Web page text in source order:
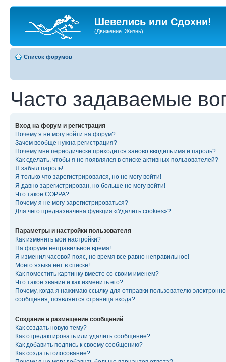
Шевелись или Сдохни!
(Движение=Жизнь)
Список форумов
Часто задаваемые
Вход на форум и регистрация
Почему я не могу войти на форум?
Зачем вообще нужна регистрация?
Почему мне периодически приходится заново вводить имя и пароль?
Как сделать, чтобы я не появлялся в списке активных пользователей?
Я забыл пароль!
Я только что зарегистрировался, но не могу войти!
Я давно зарегистрирован, но больше не могу войти!
Что такое COPPA?
Почему я не могу зарегистрироваться?
Для чего предназначена функция «Удалить cookies»?
Параметры и настройки пользователя
Как изменить мои настройки?
На форуме неправильное время!
Я изменил часовой пояс, но время все равно неправильное!
Моего языка нет в списке!
Как поместить картинку вместе со своим именем?
Что такое звание и как изменить его?
Почему, когда я нажимаю ссылку для отправки пользователю
сообщения, появляется страница входа?
Создание и размещение сообщений
Как создать новую тему?
Как отредактировать или удалить сообщение?
Как добавить подпись к своему сообщению?
Как создать голосование?